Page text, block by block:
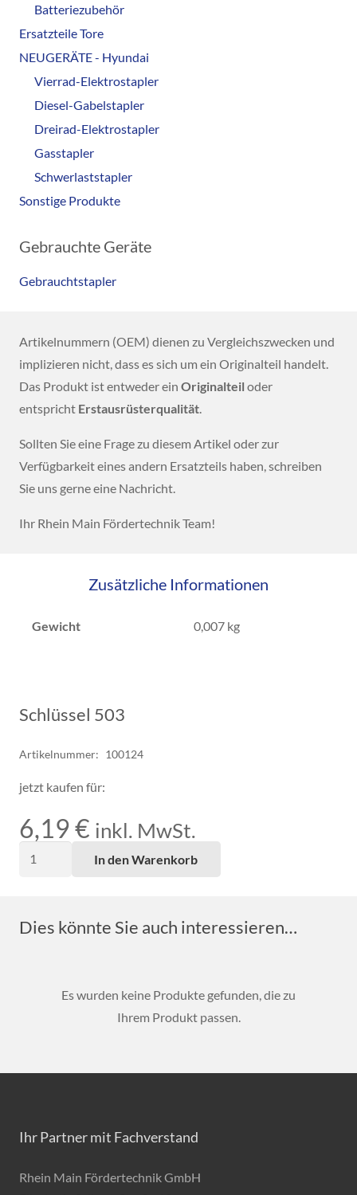
Batteriezubehör
Ersatzteile Tore
NEUGERÄTE - Hyundai
Vierrad-Elektrostapler
Diesel-Gabelstapler
Dreirad-Elektrostapler
Gasstapler
Schwerlaststapler
Sonstige Produkte
Gebrauchte Geräte
Gebrauchtstapler
Artikelnummern (OEM) dienen zu Vergleichszwecken und
implizieren nicht, dass es sich um ein Originalteil handelt.
Das Produkt ist entweder ein Originalteil oder
entspricht Erstausrüsterqualität.
Sollten Sie eine Frage zu diesem Artikel oder zur
Verfügbarkeit eines andern Ersatzteils haben, schreiben
Sie uns gerne eine Nachricht.
Ihr Rhein Main Fördertechnik Team!
Zusätzliche Informationen
Gewicht 0,007 kg
Schlüssel 503
Artikelnummer: 100124
jetzt kaufen für:
6,19€ inkl. MwSt.
Schlüssel
In den Warenkorb
Dies könnte Sie auch interessieren…
Es wurden keine Produkte gefunden, die zu
Ihrem Produkt passen.
Ihr Partner mit Fachverstand
Rhein Main Fördertechnik GmbH